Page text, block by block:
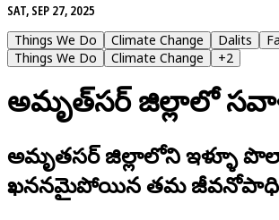
SAT, SEP 27, 2025
Things We Do
Climate Change Dalits
Things We Do
Climate Change +2
అమృత్‌సర్ జిల్లాలో
అమృతసర్ జిల్లాలోని ఇళ్ళూ
ఖననమైపోయిన తమ జీవనోపాధి